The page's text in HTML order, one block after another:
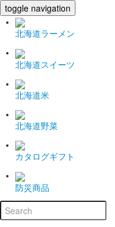
toggle navigation
北海道ラーメン
北海道スイーツ
北海道米
北海道野菜
カタログギフト
防災商品